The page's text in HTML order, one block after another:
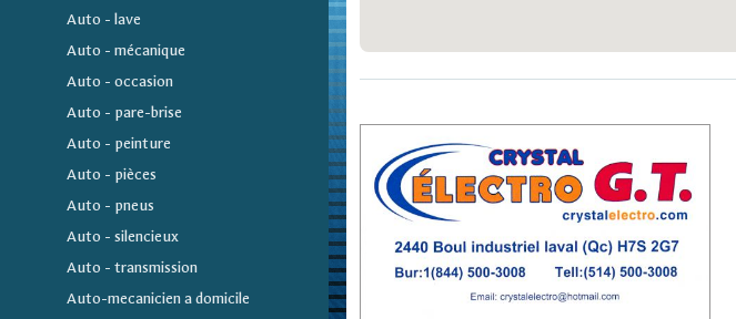
Auto - lave
Auto - mécanique
Auto - occasion
Auto - pare-brise
Auto - peinture
Auto - pièces
Auto - pneus
Auto - silencieux
Auto - transmission
Auto-mecanicien a domicile